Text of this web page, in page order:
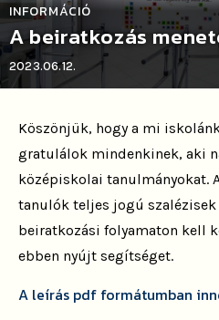
INFORMÁCIÓ
A beiratkozás
2023.06.12.
Köszönjük, hogy a mi
gratulálok mindenkinek, aki
középiskolai tanulmányokat.
tanulók teljes jogú szalézisek
beiratkozási folyamaton kell
ebben nyújt segítséget.
A leírás pdf formátumban